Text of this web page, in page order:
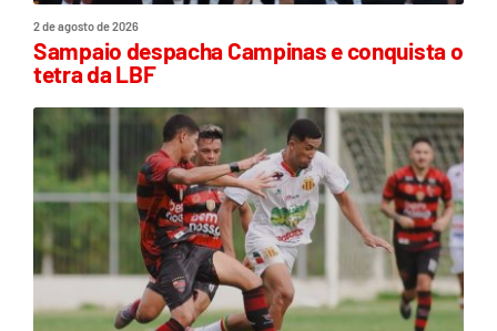
2 de agosto de 2026
Sampaio despacha Campinas e conquista o
tetra da LBF